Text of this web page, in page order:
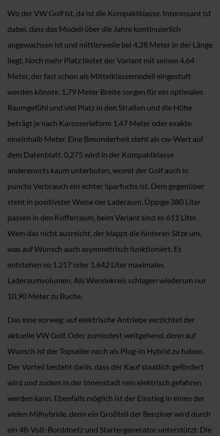
Wo der VW Golf ist, da ist die Kompaktklasse. Interessant ist
dabei, dass das Modell über die Jahre kontinuierlich
angewachsen ist und mittlerweile bei 4,28 Meter in der Länge
liegt. Noch mehr Platz bietet der Variant mit seinen 4,64
Meter, der fast schon als Mittelklassemodell eingestuft
werden könnte. 1,79 Meter Breite sorgen für ein optimales
Raumgefühl und viel Platz in den Straßen und die Höhe
beträgt je nach Karosserieform 1,47 Meter oder exakte
eineinhalb Meter. Eine Besonderheit steht als cw-Wert auf
dem Datenblatt. 0,275 wird in der Kompaktklasse
anderenorts kaum unterboten, womit der Golf auch in
puncto Verbrauch ein echter Sparfuchs ist. Dem gegenüber
steht in positivster Weise der Laderaum. Üppige 380 Liter
passen in den Kofferraum, beim Variant sind es 611 Liter.
Wem das nicht ausreicht, der klappt die hinteren Sitze um,
was auf Wunsch auch asymmetrisch funktioniert. Es
entstehen so 1.217 oder 1.642 Liter maximales
Laderaumvolumen. Als Wendekreis schlagen wiederum nur
10,90 Meter zu Buche.
Das eine vorweg: auf elektrische Antriebe verzichtet der
aktuelle VW Golf. Oder zumindest weitgehend, denn auf
Wunsch ist der Topseller noch als Plug-In Hybrid zu haben.
Der Vorteil besteht darin, dass der Kauf staatlich gefördert
wird und zudem in der Innenstadt rein elektrisch gefahren
werden kann. Ebenfalls möglich ist der Einstieg in einen der
vielen Milhybride, denn ein Großteil der Benziner wird durch
ein 48-Volt-Borddnetz und Startergenerator unterstützt. Die